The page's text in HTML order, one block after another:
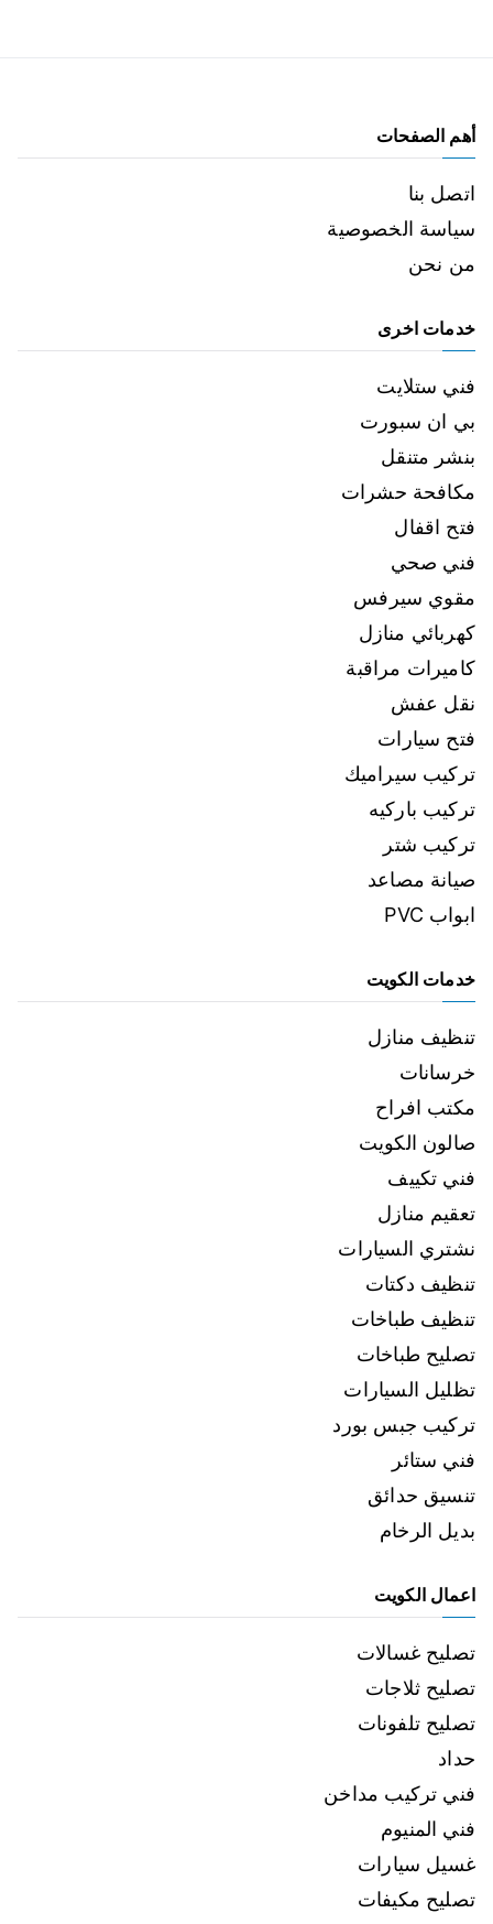
أهم الصفحات
اتصل بنا
سياسة الخصوصية
من نحن
خدمات اخرى
فني ستلايت
بي ان سبورت
بنشر متنقل
مكافحة حشرات
فتح اقفال
فني صحي
مقوي سيرفس
كهربائي منازل
كاميرات مراقبة
نقل عفش
فتح سيارات
تركيب سيراميك
تركيب باركيه
تركيب شتر
صيانة مصاعد
ابواب PVC
خدمات الكويت
تنظيف منازل
خرسانات
مكتب افراح
صالون الكويت
فني تكييف
تعقيم منازل
نشتري السيارات
تنظيف دكتات
تنظيف طباخات
تصليح طباخات
تظليل السيارات
تركيب جبس بورد
فني ستائر
تنسيق حدائق
بديل الرخام
اعمال الكويت
تصليح غسالات
تصليح ثلاجات
تصليح تلفونات
حداد
فني تركيب مداخن
فني المنيوم
غسيل سيارات
تصليح مكيفات